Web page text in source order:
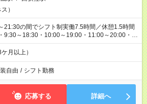
）
21:30の間でシフト制実働7.5時間／休憩1.5時間
9:30～18:30・10:00～19:00・11:00～20:00・
月以上）
自由 / シフト勤務
応募する 詳細へ